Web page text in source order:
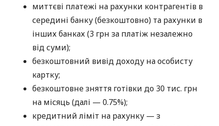
миттєві платежі на рахунки контрагентів в
середині банку (безкоштовно) та рахунки в
інших банках (3 грн за платіж незалежно
від суми);
безкоштовний вивід доходу на особисту
картку;
безкоштовне зняття готівки до 30 тис. грн
на місяць (далі — 0.75%);
кредитний ліміт на рахунку — з